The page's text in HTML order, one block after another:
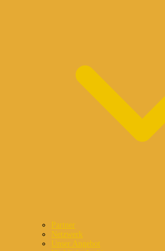
Partner
Netzwerk
Unser Angebot